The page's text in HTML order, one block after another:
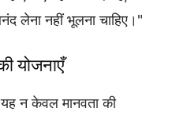
लेना नहीं भूलना चाहिए।"
योजनाएँ
न केवल मानवता की